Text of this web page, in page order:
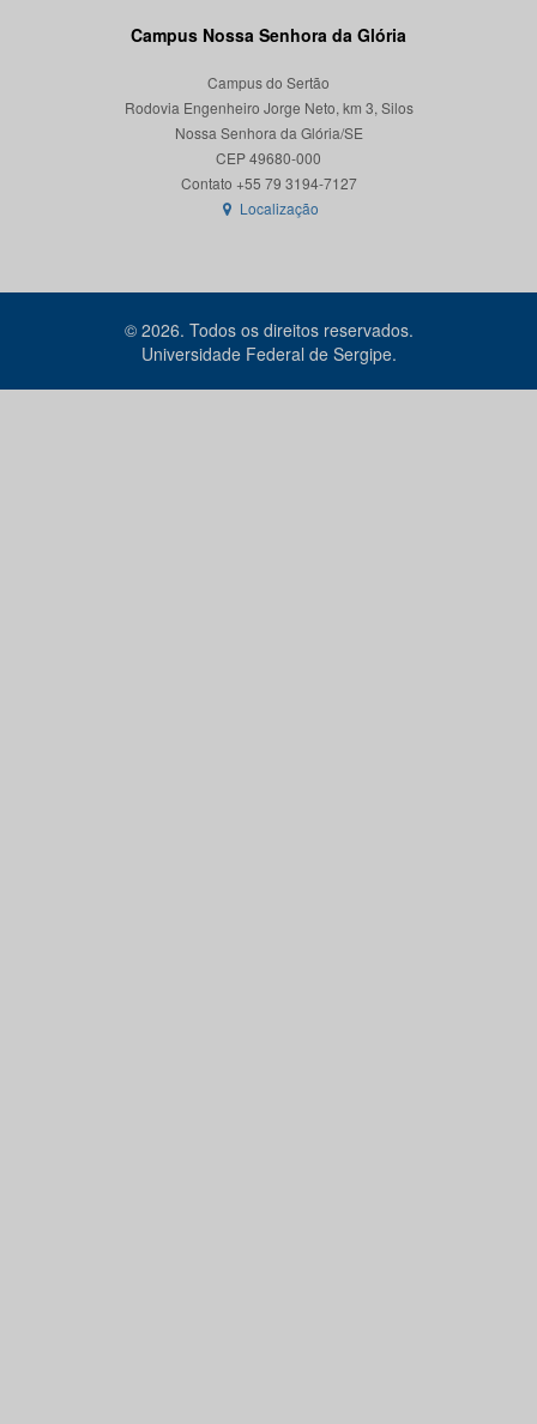
Campus Nossa Senhora da Glória
Campus do Sertão
Rodovia Engenheiro Jorge Neto, km 3, Silos
Nossa Senhora da Glória/SE
CEP 49680-000
Contato +55 79 3194-7127
Localização
© 2026. Todos os direitos reservados.
Universidade Federal de Sergipe.